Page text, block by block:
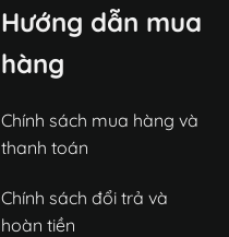
Hướng dẫn mua
hàng
Chính sách mua hàng và
thanh toán
Chính sách đổi trả và
hoàn tiền